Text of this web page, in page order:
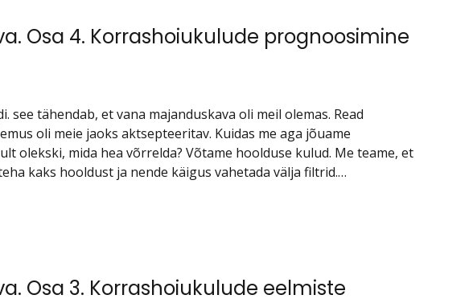
Osa 4. Korrashoiukulude prognoosimine
see tähendab, et vana majanduskava oli meil olemas. Read
oli meie jaoks aktsepteeritav. Kuidas me aga jõuame
olekski, mida hea võrrelda? Võtame hoolduse kulud. Me teame, et
kaks hooldust ja nende käigus vahetada välja filtrid.…
Osa 3. Korrashoiukulude eelmiste